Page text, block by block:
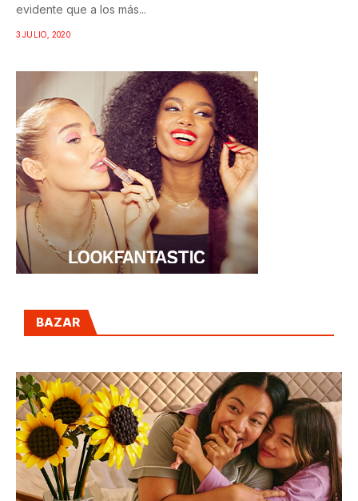
evidente que a los más...
3 JULIO, 2020
BAZAR